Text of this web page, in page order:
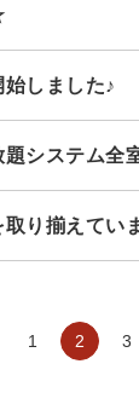
☆
しました♪
システム全
り揃えてい
1 2 3